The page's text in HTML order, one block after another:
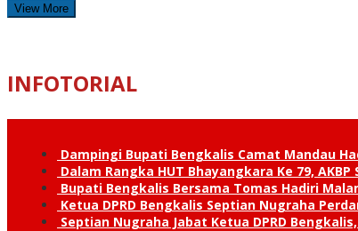
View More
INFOTORIAL
Dampingi Bupati Bengkalis Camat Mandau
Dalam Rangka HUT Bhayangkara Ke 79,
Bupati Bengkalis Bersama Tomas Hadiri
Ketua DPRD Bengkalis Septian Nugraha
Septian Nugraha Jabat Ketua DPRD